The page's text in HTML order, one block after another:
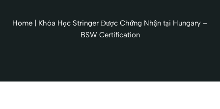
Home
Khóa Học Stringer Được Chứng Nhận tại Hungary –
BSW Certification